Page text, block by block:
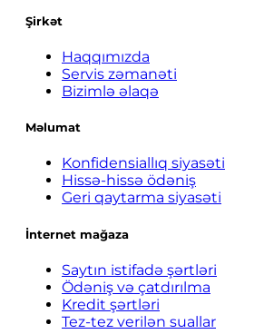
Şirkət
Haqqımızda
Servis zəmanəti
Bizimlə əlaqə
Məlumat
Konfidensiallıq siyasəti
Hissə-hissə ödəniş
Geri qaytarma siyasəti
İnternet mağaza
Saytın istifadə şərtləri
Ödəniş və çatdırılma
Kredit şərtləri
Tez-tez verilən suallar